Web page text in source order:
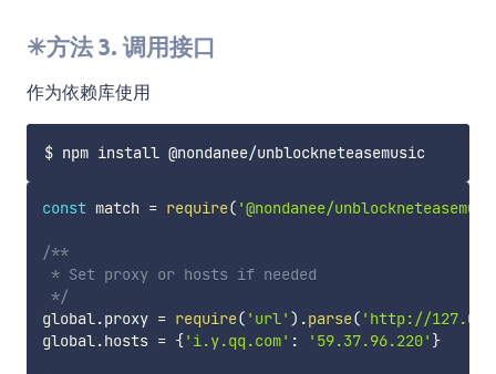
✳方法 3. 调用接口
作为依赖库使用
const match = require( '@nondanee/
/**
* Set proxy or hosts if needed
*/
global.proxy = require( 'url' ) .parse( 'http://
global.hosts = {'i.y.qq.com' : '59.37.96.220' }